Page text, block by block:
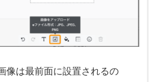
像は最前面に設置されるの